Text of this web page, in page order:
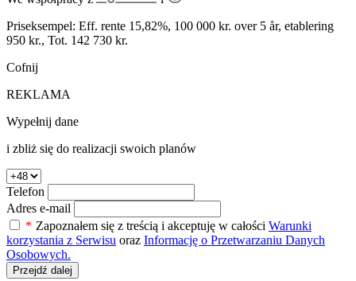
Priseksempel: Eff. rente 15,82%, 100 000 kr. over 5 år, etablering
950 kr., Tot. 142 730 kr.
Cofnij
REKLAMA
Wypełnij dane
i zbliż się do realizacji swoich planów
Telefon
Adres e-mail
* Zapoznałem się z treścią i akceptuję w całości Warunki
korzystania z Serwisu oraz Informację o Przetwarzaniu Danych
Osobowych.
Przejdź dalej